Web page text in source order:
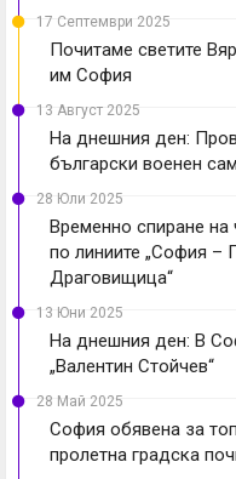
17 Септември 2025
Почитаме светите
им София
13 Август 2025
На днешния ден:
български военен
28 Юли 2025
Временно спиране на
по линиите „София –
Драговищица“
13 Юни 2025
На днешния ден: В
„Валентин Стойчев“
28 Май 2025
София обявена за
пролетна градска